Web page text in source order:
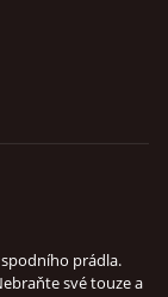
prádla.
své touze a